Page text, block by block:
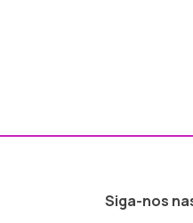
Siga-nos